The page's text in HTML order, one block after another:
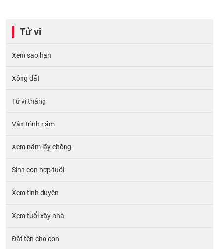
Tử vi
Xem sao hạn
Xông đất
Tử vi tháng
Vận trình năm
Xem năm lấy chồng
Sinh con hợp tuổi
Xem tình duyên
Xem tuổi xây nhà
Đặt tên cho con